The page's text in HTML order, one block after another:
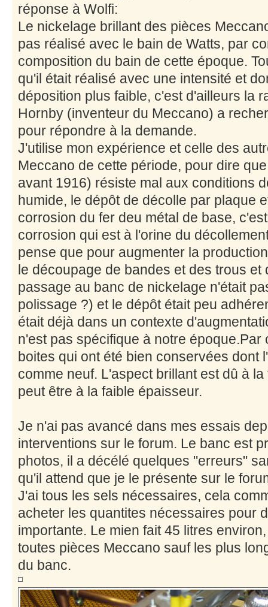
réponse à Wolfi:
Le nickelage brillant des pièces
pas réalisé avec le bain de Watts, par
composition du bain de cette époque.
qu'il était réalisé avec une intensité et
déposition plus faible, c'est d'ailleurs la
Hornby (inventeur du Meccano) a
pour répondre à la demande.
J'utilise mon expérience et celle des
Meccano de cette période, pour dire
avant 1916) résiste mal aux conditions
humide, le dépôt de décolle par plaque
corrosion du fer deu métal de base,
corrosion qui est à l'orine du
pense que pour augmenter la
le découpage de bandes et des trous et
passage au banc de nickelage n'était
polissage ?) et le dépôt était peu
était déjà dans un contexte
n'est pas spécifique à notre
boites qui ont été bien conservées dont
comme neuf. L'aspect brillant est dû à
peut être à la faible épaisseur.
Je n'ai pas avancé dans mes essais
interventions sur le forum. Le banc est
photos, il a décélé quelques "erreurs"
qu'il attend que je le présente sur le
J'ai tous les sels nécessaires, cela
acheter les quantites nécessaires pour
importante. Le mien fait 45 litres
toutes pièces Meccano sauf les plus
du banc.